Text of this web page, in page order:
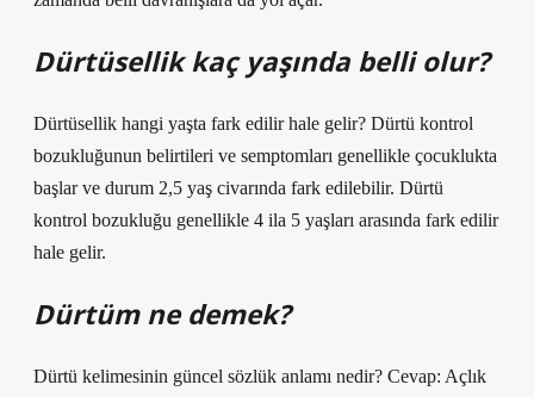
Dürtüsellik kaç yaşında belli olur?
Dürtüsellik hangi yaşta fark edilir hale gelir? Dürtü kontrol
bozukluğunun belirtileri ve semptomları genellikle çocuklukta
başlar ve durum 2,5 yaş civarında fark edilebilir. Dürtü
kontrol bozukluğu genellikle 4 ila 5 yaşları arasında fark edilir
hale gelir.
Dürtüm ne demek?
Dürtü kelimesinin güncel sözlük anlamı nedir? Cevap: Açlık